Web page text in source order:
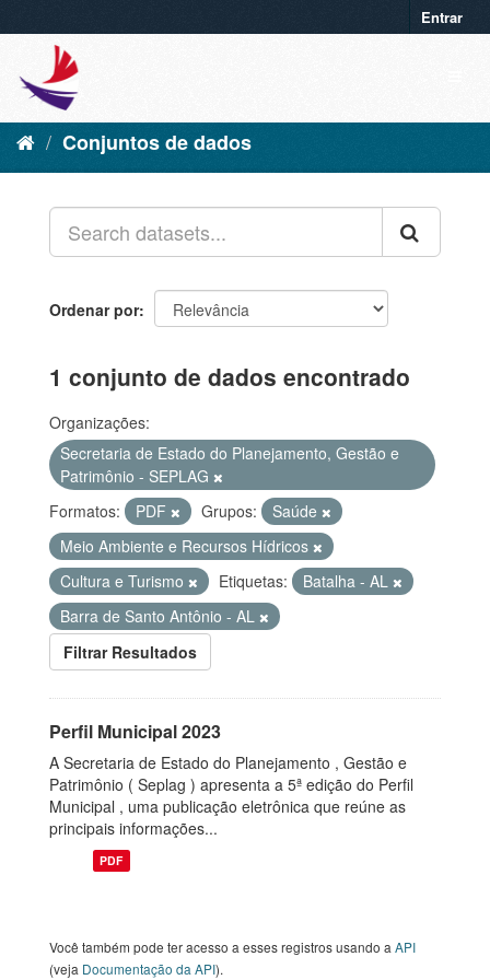
Entrar
Conjuntos de dados
Ordenar por
1 conjunto de dados encontrado
Organizações:
Secretaria de Estado do Planejamento, Gestão e
Patrimônio - SEPLAG
Formatos:
PDF Grupos:
Saúde
Meio Ambiente e Recursos Hídricos
Cultura e Turismo
Etiquetas:
Batalha - AL
Barra de Santo Antônio - AL
Filtrar Resultados
Perfil Municipal 2023
A Secretaria de Estado do Planejamento , Gestão e
Patrimônio ( Seplag ) apresenta a 5ª edição do Perfil
Municipal , uma publicação eletrônica que reúne as
principais informações...
PDF
Você também pode ter acesso a esses registros usando a API
(veja Documentação da API).